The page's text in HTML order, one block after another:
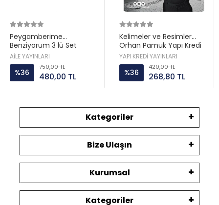
Peygamberime
Benziyorum 3 lü Set
Hatice Kübra Tongar Aile
Yayın
AİLE YAYINLARI
%36
750,00 TL
480,00 TL
Kelimeler ve Resimler
Orhan Pamuk Yapı Kredi
YAPI KREDİ YAYINLARI
%36
420,00 TL
268,80 TL
Kategoriler
Bize Ulaşın
Kurumsal
Kategoriler